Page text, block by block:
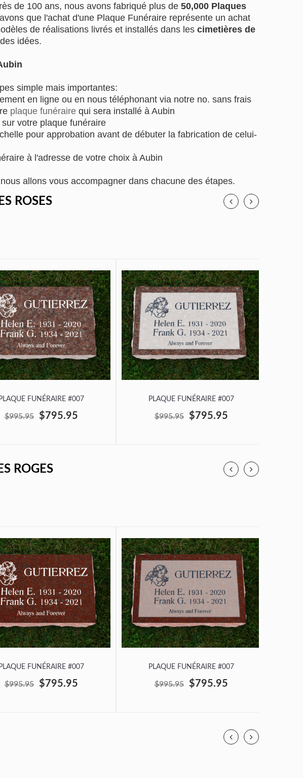
de 100 ans, nous avons fabriqué plus de 50,000 Plaques
que l'achat d'une Plaque Funéraire représente un achat
de réalisations livrés et installés dans les cimetières de
idées.
simple mais importantes:
en ligne ou en nous téléphonant via notre no. sans frais
plaque funéraire qui sera installé à Aubin
votre plaque funéraire
pour approbation avant de débuter la fabrication de celui-
à l'adresse de votre choix à Aubin
allons vous accompagner dans chacune des étapes.
ROSES
PLAQUE FUNÉRAIRE #007
$995.95 $795.95
PLAQUE FUNÉRAIRE #007
$995.95 $795.95
ROGES
PLAQUE FUNÉRAIRE #007
$995.95 $795.95
PLAQUE FUNÉRAIRE #007
$995.95 $795.95